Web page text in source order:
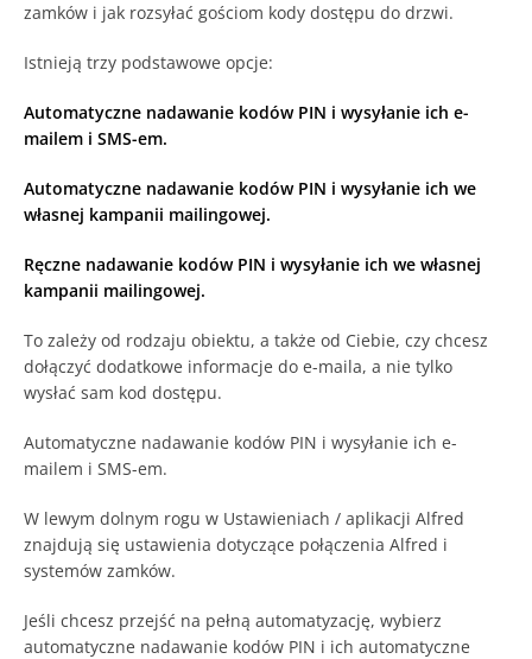
zamków i jak rozsyłać gościom kody dostępu do drzwi.
Istnieją trzy podstawowe opcje:
Automatyczne nadawanie kodów PIN i wysyłanie ich e-
mailem i SMS-em.
Automatyczne nadawanie kodów PIN i wysyłanie ich we
własnej kampanii mailingowej.
Ręczne nadawanie kodów PIN i wysyłanie ich we własnej
kampanii mailingowej.
To zależy od rodzaju obiektu, a także od Ciebie, czy chcesz
dołączyć dodatkowe informacje do e-maila, a nie tylko
wysłać sam kod dostępu.
Automatyczne nadawanie kodów PIN i wysyłanie ich e-
mailem i SMS-em.
W lewym dolnym rogu w Ustawieniach / aplikacji Alfred
znajdują się ustawienia dotyczące połączenia Alfred i
systemów zamków.
Jeśli chcesz przejść na pełną automatyzację, wybierz
automatyczne nadawanie kodów PIN i ich automatyczne